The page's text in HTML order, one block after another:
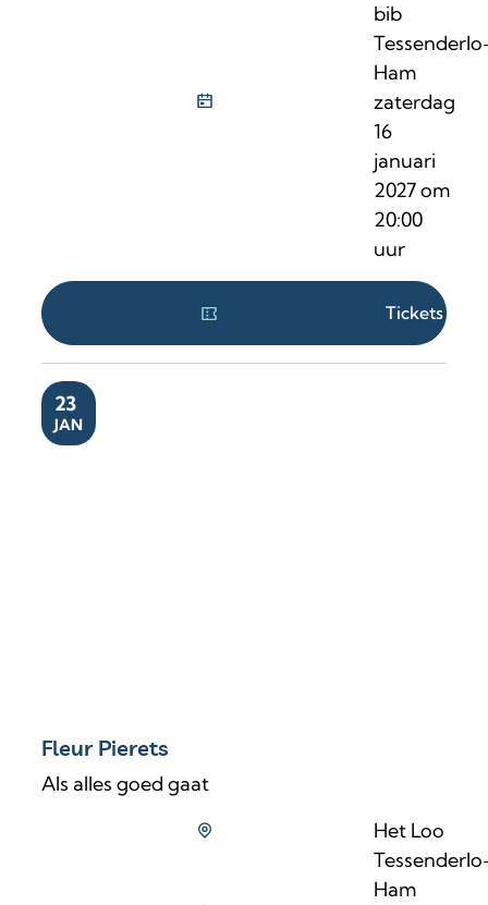
bib
Ham
zaterdag
16
januari
2027om
20:00
uur
Tickets
ZA
23
JAN
Fleur Pierets
Als alles goed gaat
Het Loo
Ham